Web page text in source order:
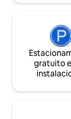
gratuito